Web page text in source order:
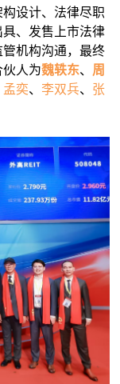
设计、法律尽职
、发售上市法律
机构沟通，最终
伙人为魏轶东、 周
孟奕、 李双兵、 张